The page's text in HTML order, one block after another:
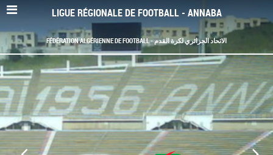
LIGUE RÉGIONALE DE FOOTBALL - ANNABA
FÉDÉRATION ALGÉRIENNE DE FOOTBALL - الاتحاد الجزائري لكرة القدم